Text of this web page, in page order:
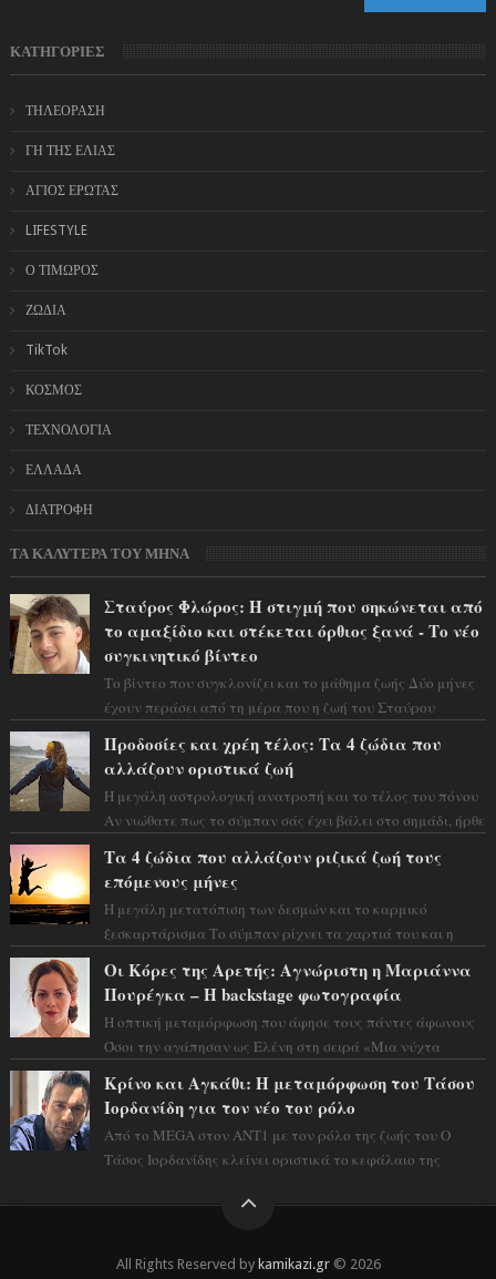
ΚΑΤΗΓΟΡΙΕΣ
ΤΗΛΕΟΡΑΣΗ
ΓΗ ΤΗΣ ΕΛΙΑΣ
ΑΓΙΟΣ ΕΡΩΤΑΣ
LIFESTYLE
Ο ΤΙΜΩΡΟΣ
ΖΩΔΙΑ
TikTok
ΚΟΣΜΟΣ
ΤΕΧΝΟΛΟΓΙΑ
ΕΛΛΑΔΑ
ΔΙΑΤΡΟΦΗ
ΤΑ ΚΑΛΥΤΕΡΑ ΤΟΥ ΜΗΝΑ
Σταύρος Φλώρος: Η στιγμή που σηκώνεται από
το αμαξίδιο και στέκεται όρθιος ξανά - Το νέο
συγκινητικό βίντεο
Το βίντεο που συγκλονίζει και το μάθημα ζωής Δύο μήνες
έχουν περάσει από τη μέρα που η ζωή του Σταύρου
Προδοσίες και χρέη τέλος: Τα 4 ζώδια που
αλλάζουν οριστικά ζωή
Η μεγάλη αστρολογική ανατροπή και το τέλος του πόνου
Αν νιώθατε πως το σύμπαν σάς έχει βάλει στο σημάδι, ήρθε
Τα 4 ζώδια που αλλάζουν ριζικά ζωή τους
επόμενους μήνες
Η μεγάλη μετατόπιση των δεσμών και το καρμικό
ξεσκαρτάρισμα Το σύμπαν ρίχνει τα χαρτιά του και η
Οι Κόρες της Αρετής: Αγνώριστη η Μαριάννα
Πουρέγκα – H backstage φωτογραφία
Η οπτική μεταμόρφωση που άφησε τους πάντες άφωνους
Όσοι την αγάπησαν ως Ελένη στη σειρά «Μια νύχτα
Κρίνο και Αγκάθι: Η μεταμόρφωση του Τάσου
Ιορδανίδη για τον νέο του ρόλο
Από το MEGA στον ΑΝΤ1 με τον ρόλο της ζωής του Ο
Τάσος Ιορδανίδης κλείνει οριστικά το κεφάλαιο της
All Rights Reserved by kamikazi.gr© 2026